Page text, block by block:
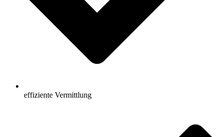
effiziente Vermittlung